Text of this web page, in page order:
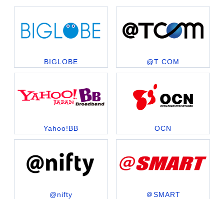
BIGLOBE @T COM
Yahoo!BB OCN
@nifty ＠SMART